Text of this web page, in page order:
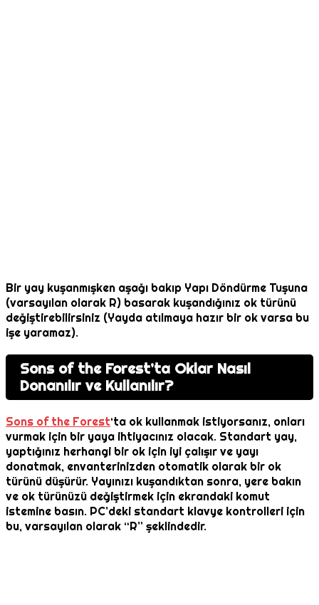
Bir yay kuşanmışken aşağı bakıp Yapı Döndürme Tuşuna
(varsayılan olarak R) basarak kuşandığınız ok türünü
değiştirebilirsiniz (Yayda atılmaya hazır bir ok varsa bu
işe yaramaz).
Sons of the Forest’ta Oklar Nasıl
Donanılır ve Kullanılır?
Sons of the Forest‘ta ok kullanmak istiyorsanız, onları
vurmak için bir yaya ihtiyacınız olacak. Standart yay,
yaptığınız herhangi bir ok için iyi çalışır ve yayı
donatmak, envanterinizden otomatik olarak bir ok
türünü düşürür. Yayınızı kuşandıktan sonra, yere bakın
ve ok türünüzü değiştirmek için ekrandaki komut
istemine basın. PC’deki standart klavye kontrolleri için
bu, varsayılan olarak “R” şeklindedir.